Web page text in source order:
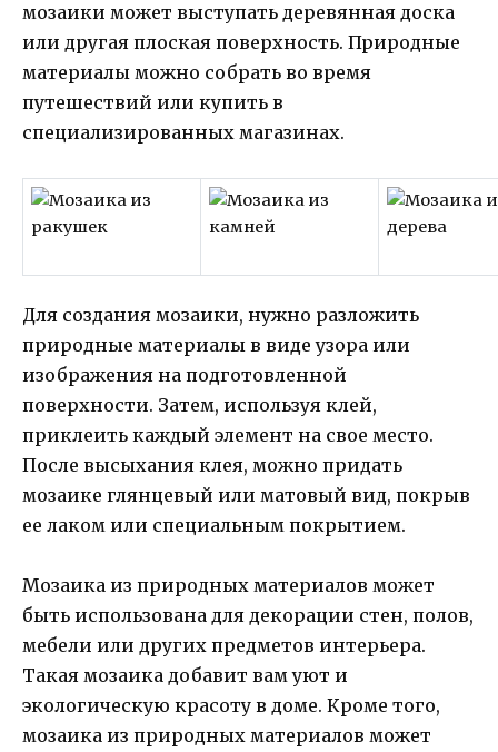
мозаики может выступать деревянная доска
или другая плоская поверхность. Природные
материалы можно собрать во время
путешествий или купить в
специализированных магазинах.
Для создания мозаики, нужно разложить
природные материалы в виде узора или
изображения на подготовленной
поверхности. Затем, используя клей,
приклеить каждый элемент на свое место.
После высыхания клея, можно придать
мозаике глянцевый или матовый вид, покрыв
ее лаком или специальным покрытием.
Мозаика из природных материалов может
быть использована для декорации стен, полов,
мебели или других предметов интерьера.
Такая мозаика добавит вам уют и
экологическую красоту в доме. Кроме того,
мозаика из природных материалов может